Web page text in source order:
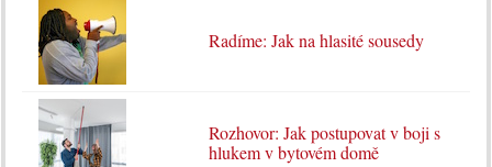
Radíme: Jak na hlasité sousedy
Rozhovor: Jak postupovat v boji s
hlukem v bytovém domě